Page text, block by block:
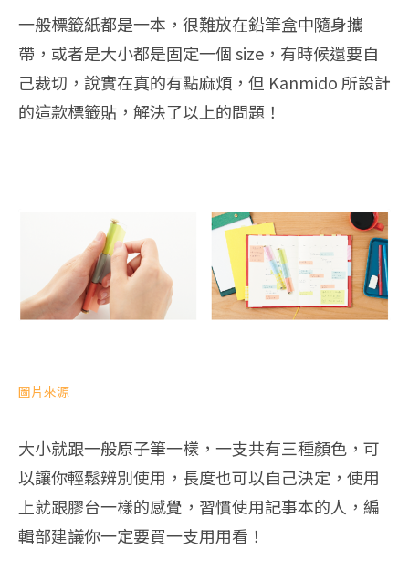
一般標籤紙都是一本，很難放在鉛筆盒中隨身攜
帶，或者是大小都是固定一個 size，有時候還要自
己裁切，說實在真的有點麻煩，但 Kanmido 所設計
的這款標籤貼，解決了以上的問題！
圖片來源
大小就跟一般原子筆一樣，一支共有三種顏色，可
以讓你輕鬆辨別使用，長度也可以自己決定，使用
上就跟膠台一樣的感覺，習慣使用記事本的人，編
輯部建議你一定要買一支用用看！